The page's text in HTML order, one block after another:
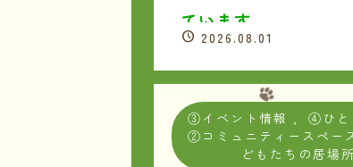
ています。
2026.08.01
③イベント情報 ④ひと
②コミュニティースペー
どもたちの居場所